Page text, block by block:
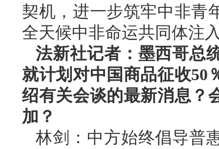
契机，进一步筑牢中非青
全天候中非命运共同体注
法新社记者：墨西哥总
就计划对中国商品征收50
绍有关会谈的最新消息？
加？
林剑：中方始终倡导普